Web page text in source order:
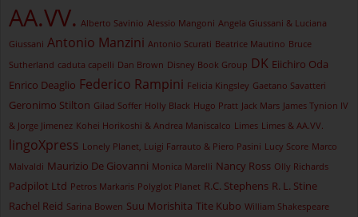
AA.VV. Alberto Savinio Alessio Mangoni Angela Giussani & Luciana
Giussani Antonio Manzini Antonio Scurati Beatrice Mautino Bruce
Sutherland caduta capelli Dan Brown Disney Book Group DK Eiichiro Oda
Enrico Deaglio Federico Rampini Felicia Kingsley Gaetano Savatteri
Geronimo Stilton Gilad Soffer Holly Black Hugo Pratt Jack Mars James Tynion IV
& Jorge Jimenez Kohei Horikoshi & Andrea Maniscalco Limes Limes & AA.VV.
lingoXpress Lonely Planet, Luigi Farrauto & Piero Pasini Lucy Score Marco
Malvaldi Maurizio De Giovanni Monica Marelli Nancy Ross Olly Richards
Padpilot Ltd Petros Markaris Polyglot Planet R.C. Stephens R. L. Stine
Rachel Reid Sarina Bowen Suu Morishita Tite Kubo William Shakespeare